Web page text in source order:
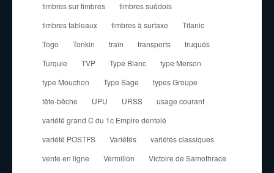
timbres sur timbres
timbres suédois
timbres tableaux
timbres à surtaxe
Titanic
Togo
Tonkin train transports
truqués
Turquie
TVP Type Blanc
type Merson
type Mouchon
Type Sage
types Groupe
tête-bêche
UPU URSS
usage courant
variété grand C du 1c Empire dentelé
variété POSTFS
Variétés
variétés classiques
vente en ligne
Vermillon
Victoire de Samothrace